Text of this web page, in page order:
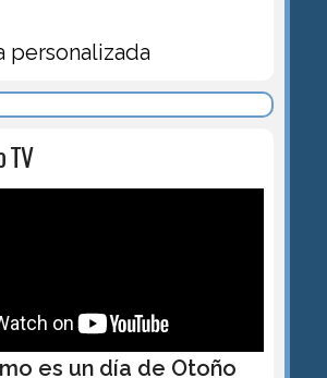
personalizada
TV
es un día de Otoño